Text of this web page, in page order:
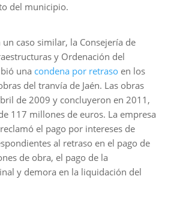
del municipio.
caso similar, la Consejería de
y Ordenación del
una condena por retrasoen los
del tranvía de Jaén. Las obras
de 2009 y concluyeron en 2011,
117 millones de euros. La empresa
el pago por intereses de
al retraso en el pago de
de obra, el pago de la
y demora en la liquidación del